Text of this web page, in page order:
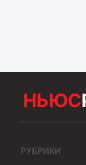
РУБРИКИ